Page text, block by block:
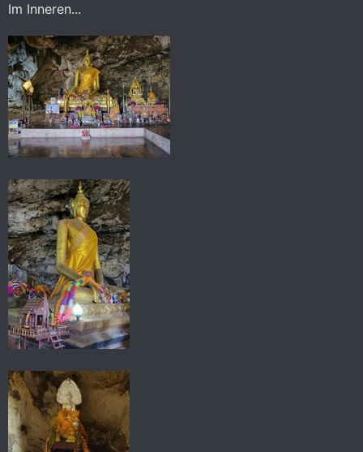
Im Inneren...